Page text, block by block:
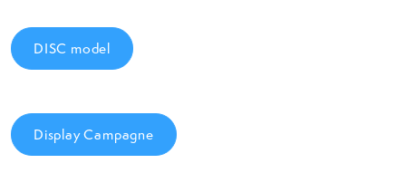
DISC model
Display Campagne